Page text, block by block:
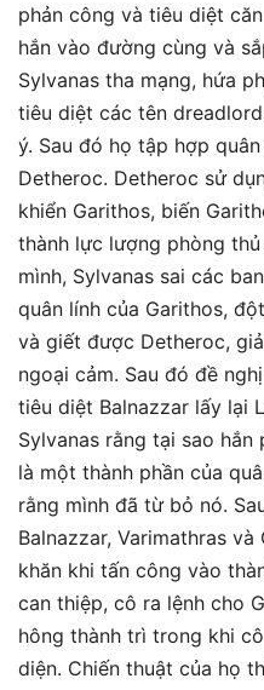
phản công và tiêu diệt
hắn vào đường cùng và
Sylvanas tha mạng, hứa
tiêu diệt các tên
ý. Sau đó họ tập hợp
Detheroc. Detheroc sử
khiển Garithos, biến
thành lực lượng phòng
mình, Sylvanas sai các
quân lính của Garithos,
và giết được Detheroc,
ngoại cảm. Sau đó đề
tiêu diệt Balnazzar lấy lại
Sylvanas rằng tại sao
là một thành phần của
rằng mình đã từ bỏ nó.
Balnazzar, Varimathras
khăn khi tấn công vào
can thiệp, cô ra lệnh cho
hông thành trì trong khi
diện. Chiến thuật của họ